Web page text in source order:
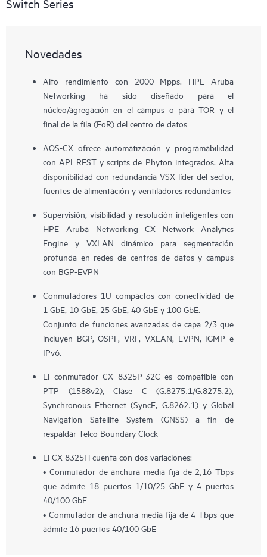
Switch Series
Novedades
Alto rendimiento con 2000 Mpps. HPE Aruba
Networking ha sido diseñado para el
núcleo/agregación en el campus o para TOR y el
final de la fila (EoR) del centro de datos
AOS-CX ofrece automatización y programabilidad
con API REST y scripts de Phyton integrados. Alta
disponibilidad con redundancia VSX líder del sector,
fuentes de alimentación y ventiladores redundantes
Supervisión, visibilidad y resolución inteligentes con
HPE Aruba Networking CX Network Analytics
Engine y VXLAN dinámico para segmentación
profunda en redes de centros de datos y campus
con BGP-EVPN
Conmutadores 1U compactos con conectividad de
1 GbE, 10 GbE, 25 GbE, 40 GbE y 100 GbE.
Conjunto de funciones avanzadas de capa 2/3 que
incluyen BGP, OSPF, VRF, VXLAN, EVPN, IGMP e
IPv6.
El conmutador CX 8325P-32C es compatible con
PTP (1588v2), Clase C (G.8275.1/G.8275.2),
Synchronous Ethernet (SyncE, G.8262.1) y Global
Navigation Satellite System (GNSS) a fin de
respaldar Telco Boundary Clock
El CX 8325H cuenta con dos variaciones:
• Conmutador de anchura media fija de 2,16 Tbps
que admite 18 puertos 1/10/25 GbE y 4 puertos
40/100 GbE
• Conmutador de anchura media fija de 4 Tbps que
admite 16 puertos 40/100 GbE